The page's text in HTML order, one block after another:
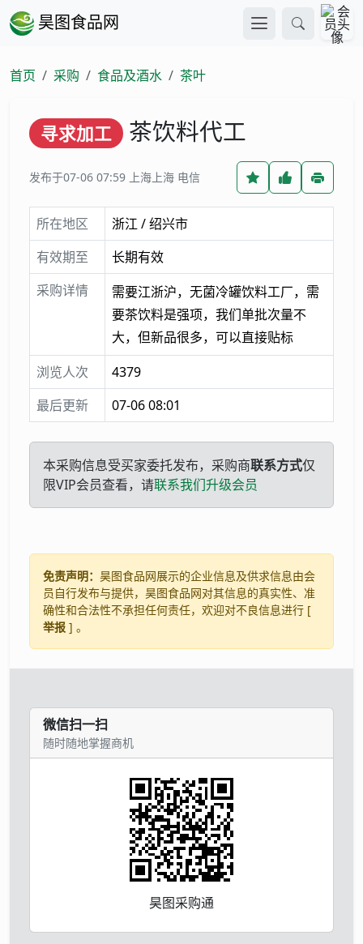
昊图食品网
首页 采购 食品及酒水 茶叶
寻求加工 茶饮料代工
发布于07-06 07:59 上海上海 电信
所在地区
浙江 / 绍兴市
有效期至
长期有效
采购详情
需要江浙沪，无菌冷罐饮料工厂，需
要茶饮料是强项，我们单批次量不
大，但新品很多，可以直接贴标
浏览人次
4379
最后更新
07-06 08:01
本采购信息受买家委托发布，采购商联系方式仅
限VIP会员查看，请联系我们升级会员
免责声明： 昊图食品网展示的企业信息及供求信息由会
员自行发布与提供，昊图食品网对其信息的真实性、准
确性和合法性不承担任何责任，欢迎对不良信息进行 [
举报 ] 。
微信扫一扫
随时随地掌握商机
昊图采购通